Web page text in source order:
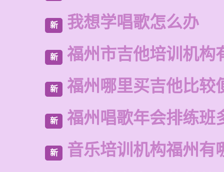
新 我想学唱歌怎么办
新 福州市吉他培训机构
新 福州哪里买吉他比较
新 福州唱歌年会排练班
新 音乐培训机构福州有